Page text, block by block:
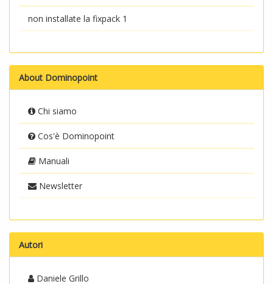
non installate la fixpack 1
About Dominopoint
Chi siamo
Cos'è Dominopoint
Manuali
Newsletter
Autori
Daniele Grillo